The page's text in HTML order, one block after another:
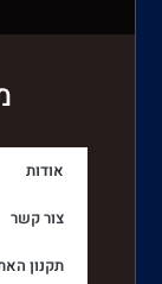
אודות
צור קשר
תקנון